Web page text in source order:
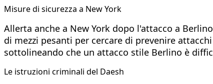
Misure di sicurezza a New York
Allerta anche a New York dopo l'attacco a
di mezzi pesanti per cercare di prevenire
sottolineando che un attacco stile Berlino è
Le istruzioni criminali del Daesh